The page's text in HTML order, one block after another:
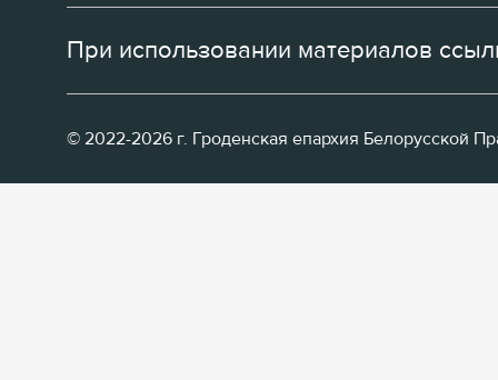
При использовании материалов
© 2022-2026 г. Гроденская епархия Белорусской